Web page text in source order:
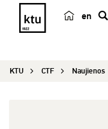
en
e
KTU CTF Naujienos